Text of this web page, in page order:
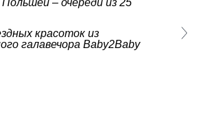
– очереди из 25
красоток из
галавечора Baby2Baby